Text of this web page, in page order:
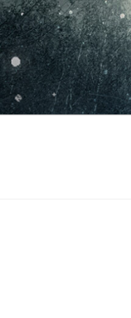
コ
ン
テ
ン
ツ
へ
ス